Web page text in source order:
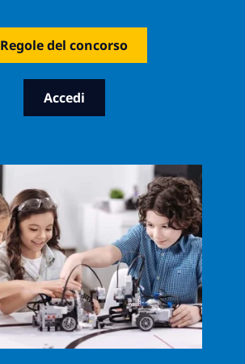
Regole del concorso
Accedi